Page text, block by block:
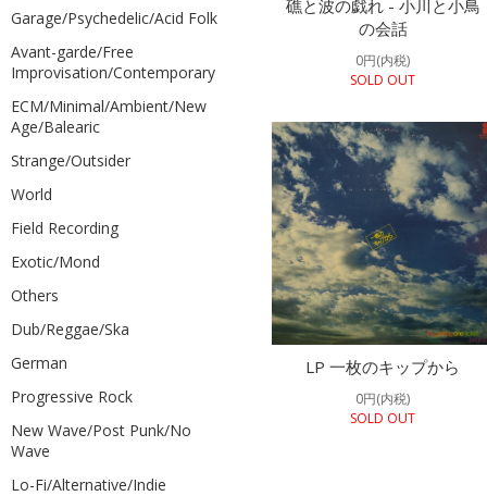
礁と波の戯れ - 小川と小鳥
の会話
0円(内税)
SOLD OUT
LP 一枚のキップから
0円(内税)
SOLD OUT
Garage/Psychedelic/Acid Folk
Avant-garde/Free
Improvisation/Contemporary
ECM/Minimal/Ambient/New
Age/Balearic
Strange/Outsider
World
Field Recording
Exotic/Mond
Others
Dub/Reggae/Ska
German
Progressive Rock
New Wave/Post Punk/No
Wave
Lo-Fi/Alternative/Indie